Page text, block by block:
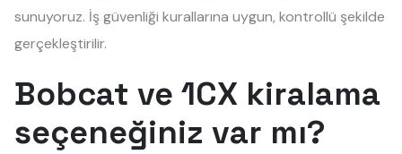
sunuyoruz. İş güvenliği kurallarına uygun, kontrollü şekilde
gerçekleştirilir.
Bobcat ve 1CX kiralama
seçeneğiniz var mı?